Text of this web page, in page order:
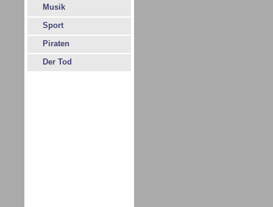
Musik
Sport
Piraten
Der Tod